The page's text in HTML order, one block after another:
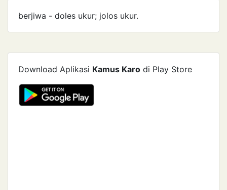
berjiwa - doles ukur; jolos ukur.
Download Aplikasi Kamus Karo di Play Store